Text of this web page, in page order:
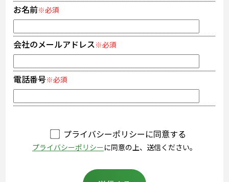
お名前※必須
会社のメールアドレス※必須
電話番号※必須
プライバシーポリシーに同意する
プライバシーポリシーに同意の上、送信ください。